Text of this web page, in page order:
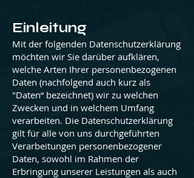
Einleitung
Mit der folgenden Datenschutzerklärung
möchten wir Sie darüber aufklären,
welche Arten Ihrer personenbezogenen
Daten (nachfolgend auch kurz als
"Daten“ bezeichnet) wir zu welchen
Zwecken und in welchem Umfang
verarbeiten. Die Datenschutzerklärung
gilt für alle von uns durchgeführten
Verarbeitungen personenbezogener
Daten, sowohl im Rahmen der
Erbringung unserer Leistungen als auch